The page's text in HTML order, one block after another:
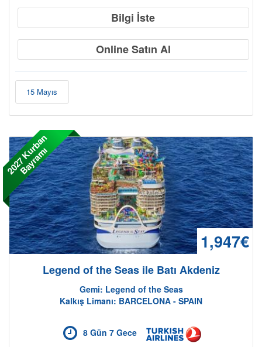
Bilgi İste
Online Satın Al
15 Mayıs
2
0
2
7
K
u
r
b
a
n
B
a
y
r
a
m
ı
1,947€
Legend of the Seas ile Batı Akdeniz
Gemi: Legend of the Seas
Kalkış Limanı: BARCELONA - SPAIN
8 Gün 7 Gece